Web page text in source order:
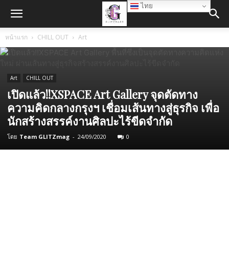
หน้าแรก CHILL OUT Art
Art CHILL OUT
เปิดแล้ว!!XSPACE Art Gallery จุดตัดทาง
ความคิดกลางกรุงฯ เชื่อมเส้นทางสู่ธุรกิจ เพื่อ
นักสร้างสรรค์งานศิลปะไร้ขีดจำกัด
โดย Team GLITZmag - 24/09/2020 0
ไทย